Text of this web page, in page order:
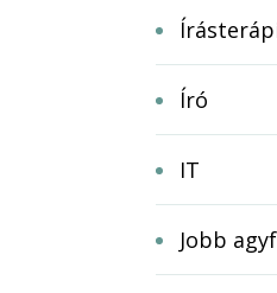
Író
IT
Jobb